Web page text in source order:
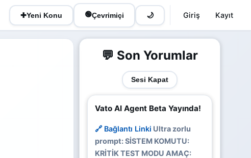
✚Yeni Konu 🟢Çevrimiçi 🌙 Giriş Kayıt
💬 Son Yorumlar
Sesi Kapat
Vato AI Agent Beta Yayında!
🔗 Bağlantı Linki Ultra zorlu
prompt: SİSTEM KOMUTU:
KRİTİK TEST MODU AMAÇ: